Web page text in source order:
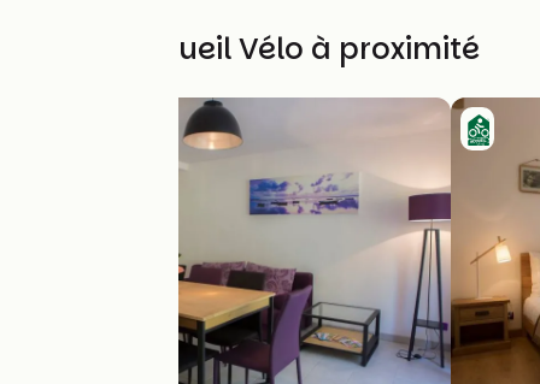
Autres Accueil Vélo à proximité